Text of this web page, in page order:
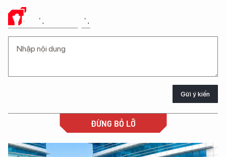
Ý KIẾN CỦA BẠN
Gửi ý kiến
ĐỪNG BỎ LỠ